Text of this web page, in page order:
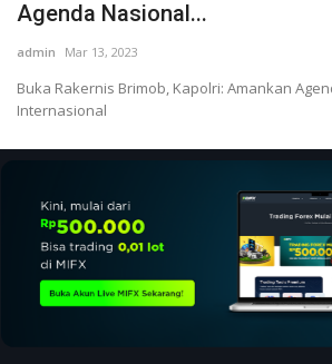
Agenda Nasional...
admin Mar 13, 2023
Buka Rakernis Brimob, Kapolri: Amankan
Internasional